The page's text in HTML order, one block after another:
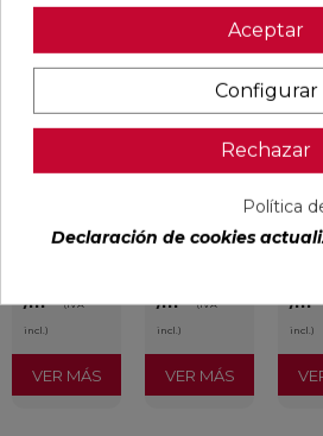
DUCALE
RECTIFICADO
/m²
(IVA
incl.)
favorite
VER MÁS
VOLTE HAYA
MATE 75X75
RECTIFICADO
/m²
(IVA
incl.)
favorite
VER MÁS
MATE
Ref:
/m²
incl.)
Aceptar
Configurar
Rechazar
Política
Declaración de cookies